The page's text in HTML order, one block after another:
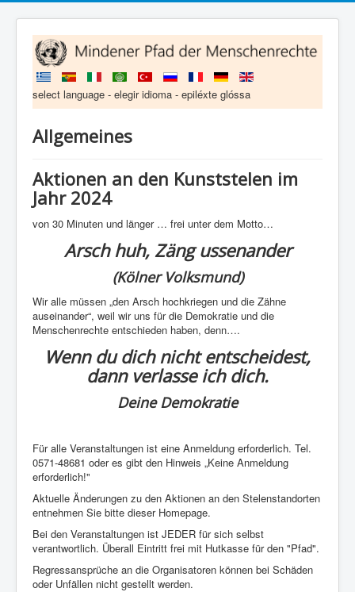
select language - elegir idioma - epiléxte glóssa
Allgemeines
Aktionen an den Kunststelen im
Jahr 2024
von 30 Minuten und länger … frei unter dem Motto…
Arsch huh, Zäng ussenander
(Kölner Volksmund)
Wir alle müssen „den Arsch hochkriegen und die Zähne
auseinander“, weil wir uns für die Demokratie und die
Menschenrechte entschieden haben, denn….
Wenn du dich nicht entscheidest,
dann verlasse ich dich.
Deine Demokratie
Für alle Veranstaltungen ist eine Anmeldung erforderlich. Tel.
0571-48681 oder es gibt den Hinweis „Keine Anmeldung
erforderlich!"
Aktuelle Änderungen zu den Aktionen an den Stelenstandorten
entnehmen Sie bitte dieser Homepage.
Bei den Veranstaltungen ist JEDER für sich selbst
verantwortlich. Überall Eintritt frei mit Hutkasse für den "Pfad".
Regressansprüche an die Organisatoren können bei Schäden
oder Unfällen nicht gestellt werden.